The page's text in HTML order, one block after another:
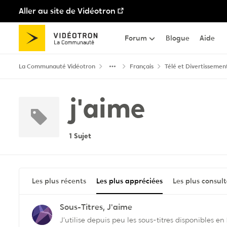
Aller au site de Vidéotron
Passer au contenu
Forum Blogue Aide
La Communauté Vidéotron Français Télé et
j'aime
1 Sujet
Les plus récents Les plus appréciées Les plus
Sous-Titres, J'aime
J'utilise depuis peu les sous-titres disponibles